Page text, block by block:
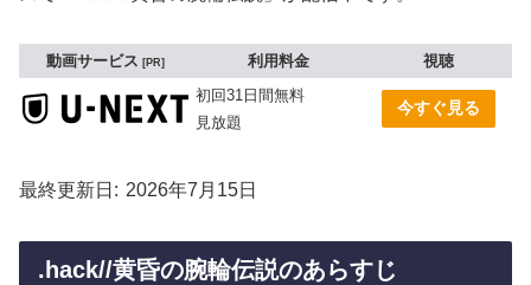
動画サービス PR 利用料金
視聴
初回31日間無料
見放題
今すぐ見る
最終更新日 2026年7月15日
.hack//黄昏の腕輪伝説のあらすじ